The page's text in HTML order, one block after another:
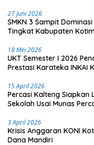
27 Juni 2026
SMKN 3 Sampit
Tingkat Kabupaten
18 Mei 2026
UKT Semester I 2026
Prestasi Karateka INKAI
15 April 2026
Percasi Kalteng Siapkan
Sekolah Usai Munas
3 April 2026
Krisis Anggaran KONI
Dana Mandiri